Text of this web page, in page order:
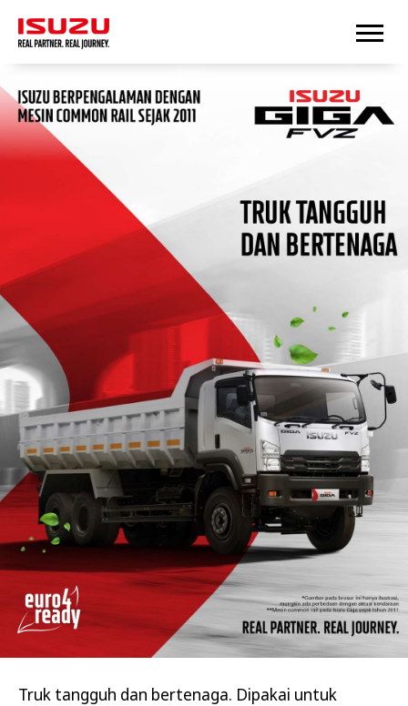
Truk tangguh dan bertenaga. Dipakai untuk